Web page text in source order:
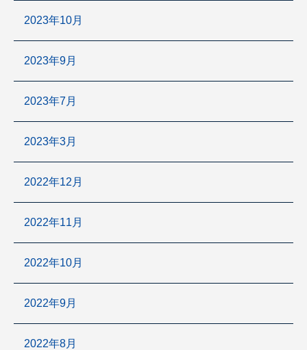
2023年10月
2023年9月
2023年7月
2023年3月
2022年12月
2022年11月
2022年10月
2022年9月
2022年8月